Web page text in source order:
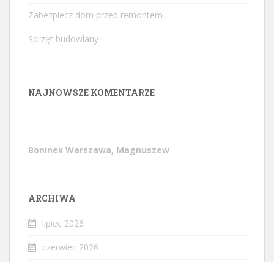
Zabezpiecz dom przed remontem
Sprzęt budowlany
NAJNOWSZE KOMENTARZE
Boninex Warszawa, Magnuszew
ARCHIWA
lipiec 2026
czerwiec 2026